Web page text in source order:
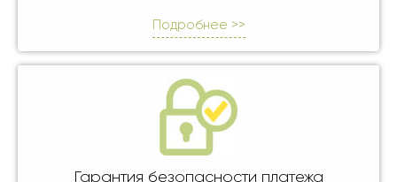
Подробнее >>
Гарантия безопасности платежа